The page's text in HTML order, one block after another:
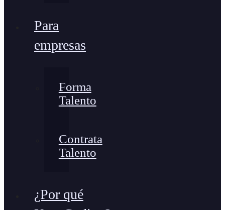
Para
empresas
Forma
Talento
Contrata
Talento
¿Por qué